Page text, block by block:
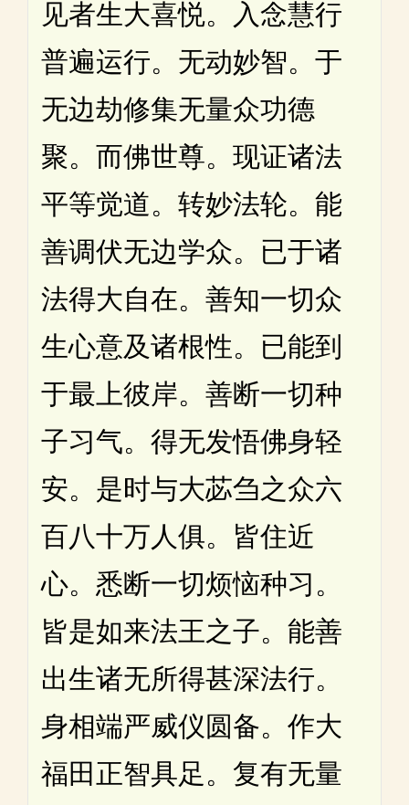
见者生大喜悦。入念慧行
普遍运行。无动妙智。于
无边劫修集无量众功德
聚。而佛世尊。现证诸法
平等觉道。转妙法轮。能
善调伏无边学众。已于诸
法得大自在。善知一切众
生心意及诸根性。已能到
于最上彼岸。善断一切种
子习气。得无发悟佛身轻
安。是时与大苾刍之众六
百八十万人俱。皆住近
心。悉断一切烦恼种习。
皆是如来法王之子。能善
出生诸无所得甚深法行。
身相端严威仪圆备。作大
福田正智具足。复有无量